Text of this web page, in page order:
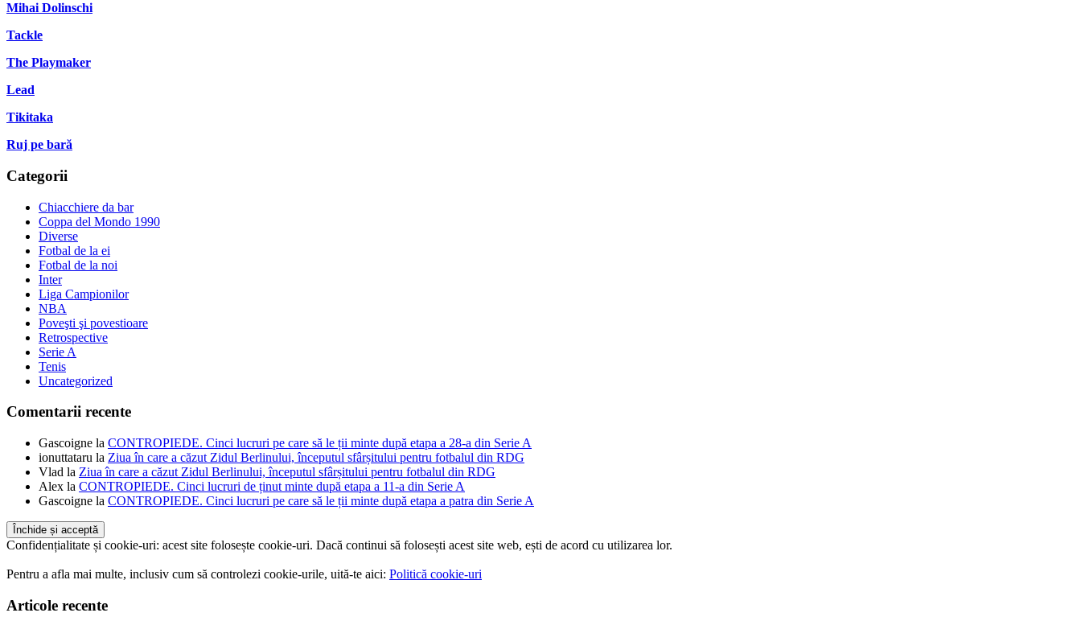
Mihai Dolinschi
Tackle
The Playmaker
Lead
Tikitaka
Ruj pe bară
Categorii
Chiacchiere da bar
Coppa del Mondo 1990
Diverse
Fotbal de la ei
Fotbal de la noi
Inter
Liga Campionilor
NBA
Poveşti şi povestioare
Retrospective
Serie A
Tenis
Uncategorized
Comentarii recente
Gascoigne la CONTROPIEDE. Cinci lucruri pe care să le ții minte după etapa a 28-a din Serie A
ionuttataru la Ziua în care a căzut Zidul Berlinului, începutul sfârșitului pentru fotbalul din RDG
Vlad la Ziua în care a căzut Zidul Berlinului, începutul sfârșitului pentru fotbalul din RDG
Alex la CONTROPIEDE. Cinci lucruri de ținut minte după etapa a 11-a din Serie A
Gascoigne la CONTROPIEDE. Cinci lucruri pe care să le ții minte după etapa a patra din Serie A
Confidențialitate și cookie-uri: acest site folosește cookie-uri. Dacă continui să folosești acest site web, ești de acord cu utilizarea lor.
Pentru a afla mai multe, inclusiv cum să controlezi cookie-urile, uită-te aici: Politică cookie-uri
Articole recente